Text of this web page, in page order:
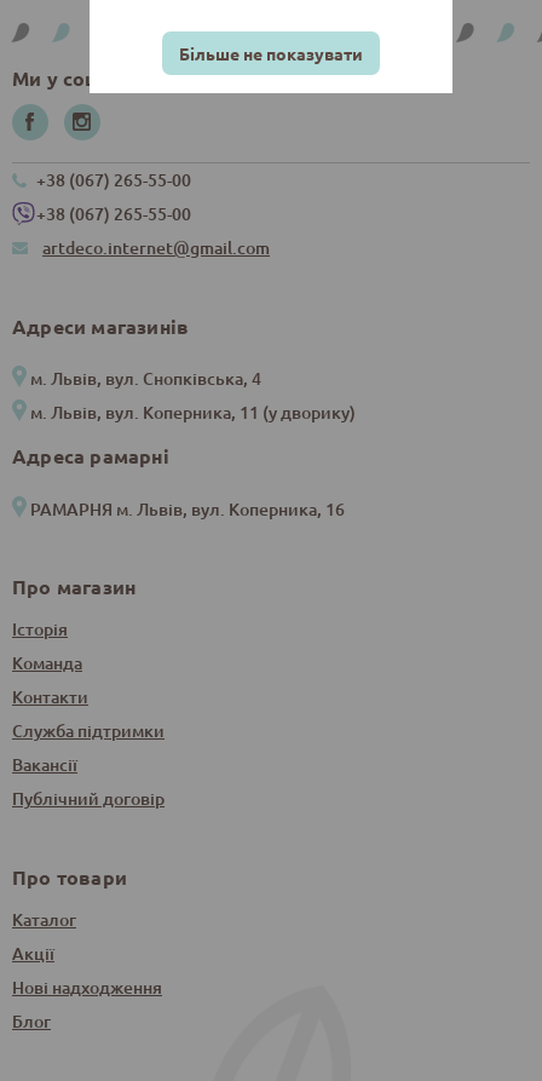
Ми у соцмережах
+38 (067) 265-55-00
+38 (067) 265-55-00
artdeco.internet@gmail.com
Адреси магазинів
м. Львів, вул. Снопківська, 4
м. Львів, вул. Коперника, 11 (у дворику)
Адреса рамарні
РАМАРНЯ м. Львів, вул. Коперника, 16
Про магазин
Історія
Команда
Контакти
Служба підтримки
Вакансії
Публічний договір
Про товари
Каталог
Акції
Нові надходження
Блог
Більше не показувати